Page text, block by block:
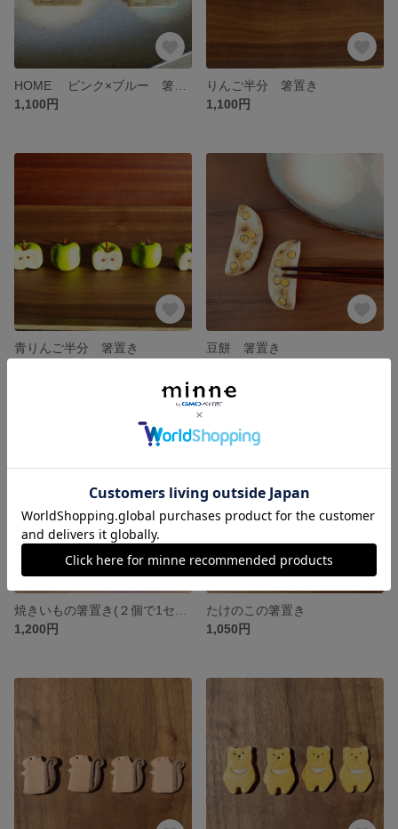
1,100円
りんご半分 箸置き
1,100円
青りんご半分 箸置き
豆餅 箸置き
1,200円
たけのこの箸置き
1,050円